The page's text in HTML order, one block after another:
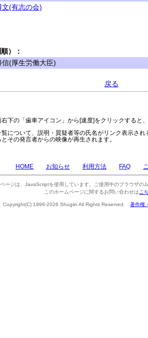
文(有志の会)
）：
(厚生労働大臣)
戻る
右下の「歯車アイコン」から[速度]をクリックすると
覧について、説明・質疑者等の氏名がリンク表示さ
その発言者からの映像が再生されます。
HOME お知らせ 利用方法 FAQ
ページは、JavaScriptを使用しています。ご使用中のブラウザの
このホームページに関するお問い合わせは こ
Copyright(C) 1999-2026 Shugiin All Rights Reserved. 著作権